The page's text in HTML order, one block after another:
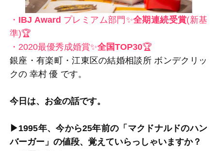
・ IBJ Award プレミアム部門✨全期連続受賞(新基
準)🏆
・2020最優秀成婚賞✨全国TOP30🏆
銀座・有楽町・江東区の結婚相談所 ボンデクリッ
クの 幸村 優 です。
今日は、お金の話です。
▶1995年、今から25年前の「マクドナルドのハン
バーガー」の値段、覚えていらっしゃいますか？